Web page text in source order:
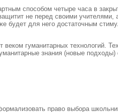
способом четыре часа в
не перед своими
будет для него достаточным
гуманитарных технологий.
знания (новые
право выбора